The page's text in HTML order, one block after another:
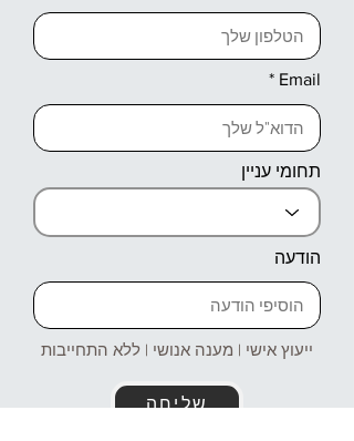
Email
תחומי עניין
הודעה
ייעוץ אישי | מענה אנושי | ללא התחייבות
שליחה